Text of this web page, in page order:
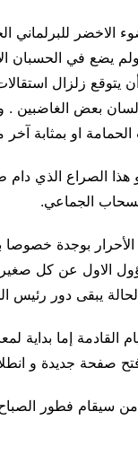
الاخضر للبرلماني
يضع في الحسبان
أن يتوقع زلزال
بعض الغاضبين .
الحمامة او بمثابة
هذا الصراع الذي
الجماعي.
بوجدة خصوصا
الاول عن كل
يبقى دور
القادمة إما بداية
صفحة جديدة و
سيقام فطور